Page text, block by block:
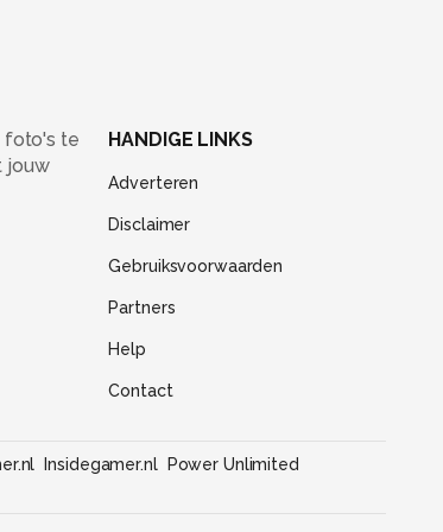
foto's te
jouw
HANDIGE LINKS
Adverteren
Disclaimer
Gebruiksvoorwaarden
Partners
Help
Contact
Insidegamer.nl
Power Unlimited